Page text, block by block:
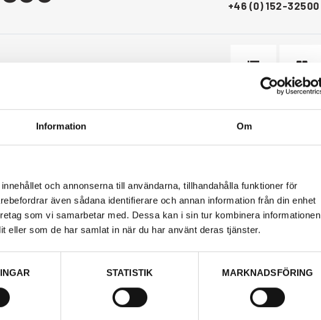
Information Om
och annonserna till användarna, tillhandahålla funktioner för
även sådana identifierare och annan information från din enhet
som vi samarbetar med. Dessa kan i sin tur kombinera informationen
eller som de har samlat in när du har använt deras tjänster.
STATISTIK MARKNADSFÖRING
+46 (0) 152-32500
1 325.00